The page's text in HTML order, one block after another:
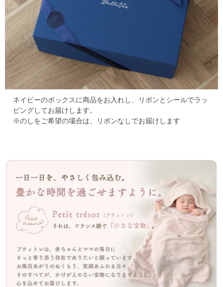
ネイビーのボックスに商品をお入れし、リボンとシールでラッ
ピングしてお届けします。
※のしをご希望の場合は、リボンなしでお届けします